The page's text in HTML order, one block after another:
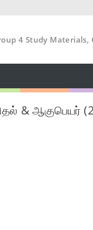
4 Study Materials,
& ஆகுபெயர்